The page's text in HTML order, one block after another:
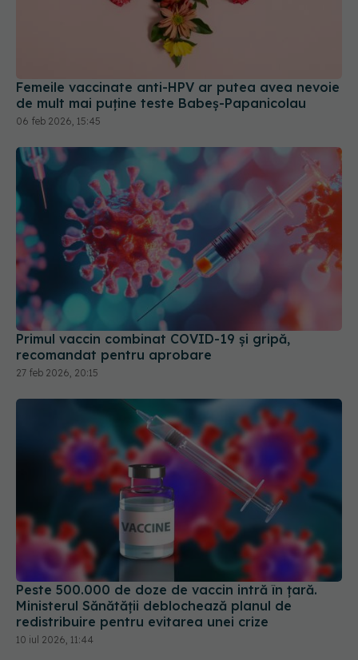
Femeile vaccinate anti-HPV ar putea avea nevoie
de mult mai puține teste Babeș-Papanicolau
Primul vaccin combinat COVID-19 și gripă,
recomandat pentru aprobare
27 feb 2026, 20:15
Peste 500.000 de doze de vaccin intră în țară.
Ministerul Sănătății deblochează planul de
redistribuire pentru evitarea unei crize
10 iul 2026, 11:44